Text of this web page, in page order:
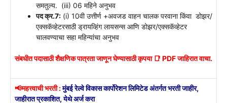
समतुल्य. (iii) 06 महिने अनुभव
पद क्र.7: (i) 10वी उत्तीर्ण +अवजड वाहन चालक परवाना किंवा डोझर/
एक्सकॅव्हेटरसाठी ड्रायव्हिंग लायसन्स आणि डोझर/एक्सकॅव्हेटर
चालवण्याचा सहा महिन्यांचा अनुभव
संबधीत पदासाठी शैक्षणिक पात्रता जाणून घेण्यासाठी कृपया 📑 PDF जाहिरात वाचा.
📢महत्त्वाची भरती :मुंबई रेल्वे विकास कार्पोरेशन लिमिटेड अंतर्गत भरती जाहीर,
जाहीरात प्रकाशित, येथे अर्ज करा